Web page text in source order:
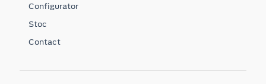
Configurator
Stoc
Contact